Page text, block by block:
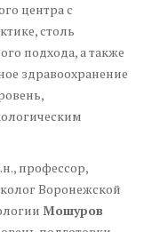
центра с
столь
подхода, а также
здравоохранение
профессор,
Воронежской
Мошуров